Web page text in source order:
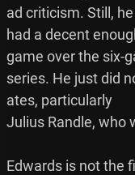
ad criticism. Still, he
had a decent
game over the six-
series. He just did
ates, particularly
Julius Randle, who
Edwards is not the